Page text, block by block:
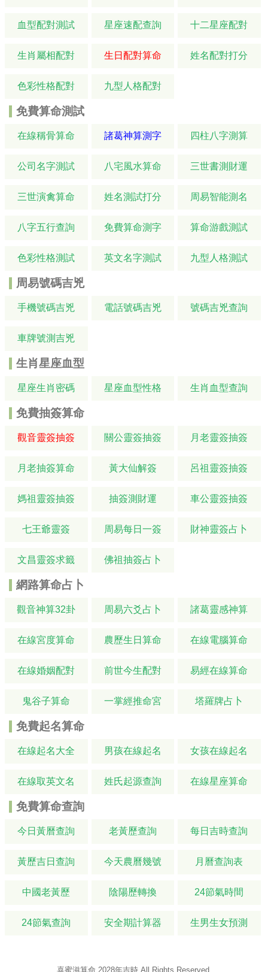
血型配對測試 星座速配查詢 十二星座配對
生肖屬相配對 生日配對算命 姓名配對打分
色彩性格配對 九型人格配對
免費算命測試
在線稱骨算命 諸葛神算測字 四柱八字測算
公司名字測試 八宅風水算命 三世書測財運
三世演禽算命 姓名測試打分 周易智能測名
八字五行查詢 免費算命測字 算命游戲測試
色彩性格測試 英文名字測試 九型人格測試
周易號碼吉兇
手機號碼吉兇 電話號碼吉兇 號碼吉兇查詢
車牌號測吉兇
生肖星座血型
星座生肖密碼 星座血型性格 生肖血型查詢
免費抽簽算命
觀音靈簽抽簽 關公靈簽抽簽 月老靈簽抽簽
月老抽簽算命 黃大仙解簽 呂祖靈簽抽簽
媽祖靈簽抽簽 抽簽測財運 車公靈簽抽簽
七王爺靈簽 周易每日一簽 財神靈簽占卜
文昌靈簽求籤 佛祖抽簽占卜
網路算命占卜
觀音神算32卦 周易六爻占卜 諸葛靈感神算
在線宮度算命 農歷生日算命 在線電腦算命
在線婚姻配對 前世今生配對 易經在線算命
鬼谷子算命 一掌經推命宮 塔羅牌占卜
免費起名算命
在線起名大全 男孩在線起名 女孩在線起名
在線取英文名 姓氏起源查詢 在線星座算命
免費算命查詢
今日黃曆查詢 老黃歷查詢 每日吉時查詢
黃歷吉日查詢 今天農曆幾號 月曆查詢表
中國老黃歷 陰陽歷轉換 24節氣時間
24節氣查詢 安全期計算器 生男生女預測
喜蜜滋算命 2028年吉時All Rights Reserved.